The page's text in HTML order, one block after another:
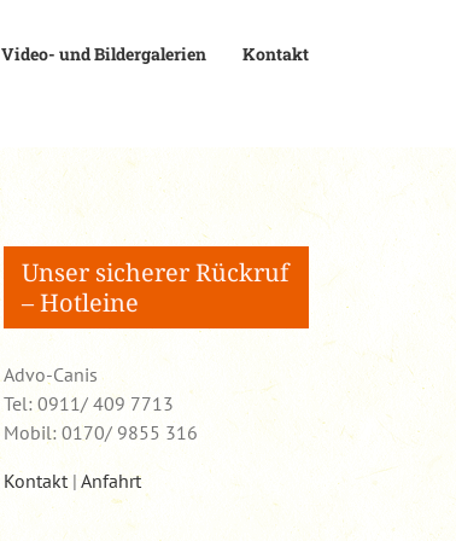
Video- und Bildergalerien Kontakt
Unser sicherer Rückruf
– Hotleine
Advo-Canis
Tel: 0911/ 409 7713
Mobil: 0170/ 9855 316
Kontakt| Anfahrt